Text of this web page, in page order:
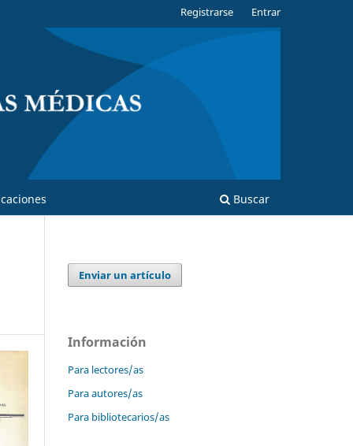
Buscar
Registrarse Entrar
Enviar un artículo
Información
Para lectores/as
Para autores/as
Para bibliotecarios/as